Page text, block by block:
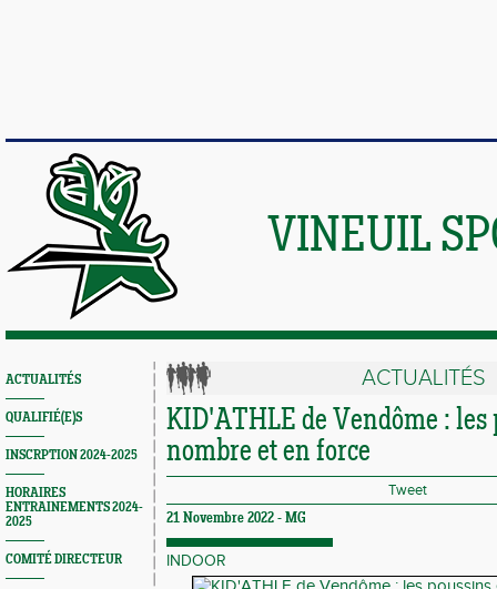
VINEUIL
ACTUALITÉS
QUALIFIÉ(E)S
INSCRPTION 2024-2025
HORAIRES
ENTRAINEMENTS 2024-
2025
COMITÉ DIRECTEUR
ACTUALITÉS
KID'ATHLE de Vendôme : les
nombre et en force
Tweet
21 Novembre 2022 - MG
INDOOR